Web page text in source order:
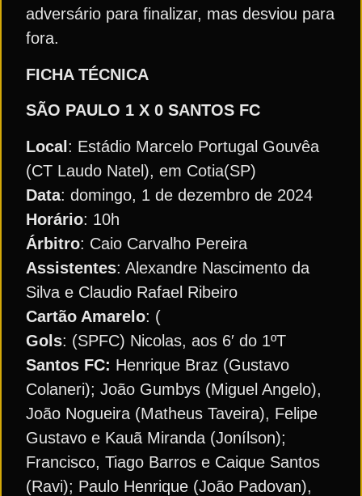
adversário para finalizar, mas desviou para
fora.
FICHA TÉCNICA
SÃO PAULO 1 X 0 SANTOS FC
Local: Estádio Marcelo Portugal Gouvêa
(CT Laudo Natel), em Cotia(SP)
Data: domingo, 1 de dezembro de 2024
Horário: 10h
Árbitro: Caio Carvalho Pereira
Assistentes: Alexandre Nascimento da
Silva e Claudio Rafael Ribeiro
Cartão Amarelo: (
Gols: (SPFC) Nicolas, aos 6′ do 1ºT
Santos FC: Henrique Braz (Gustavo
Colaneri); João Gumbys (Miguel Angelo),
João Nogueira (Matheus Taveira), Felipe
Gustavo e Kauã Miranda (Jonílson);
Francisco, Tiago Barros e Caique Santos
(Ravi); Paulo Henrique (João Padovan),